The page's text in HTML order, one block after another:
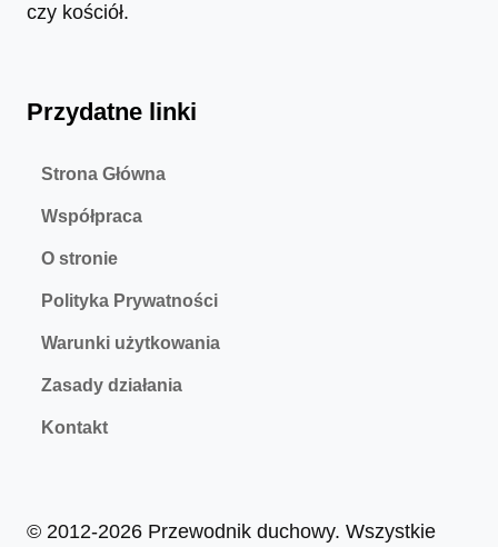
czy kościół.
Przydatne linki
Strona Główna
Współpraca
O stronie
Polityka Prywatności
Warunki użytkowania
Zasady działania
Kontakt
© 2012-2026 Przewodnik duchowy. Wszystkie